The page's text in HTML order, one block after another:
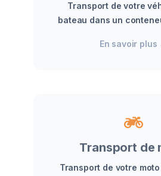
Transport de votre
bateau dans un
En savoir plus
Transport de
Transport de votre